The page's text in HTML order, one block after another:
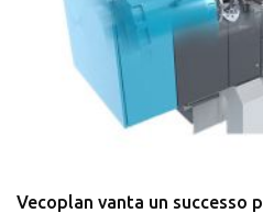
Vecoplan vanta un successo